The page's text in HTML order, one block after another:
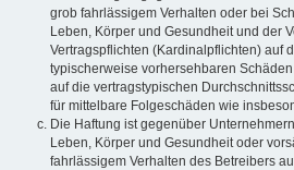
grob fahrlässigem Verhalten oder bei
Leben, Körper und Gesundheit und der
Vertragspflichten (Kardinalpflichten) auf
typischerweise vorhersehbaren
auf die vertragstypischen
für mittelbare Folgeschäden wie
Die Haftung ist gegenüber
Leben, Körper und Gesundheit oder
fahrlässigem Verhalten des Betreibers